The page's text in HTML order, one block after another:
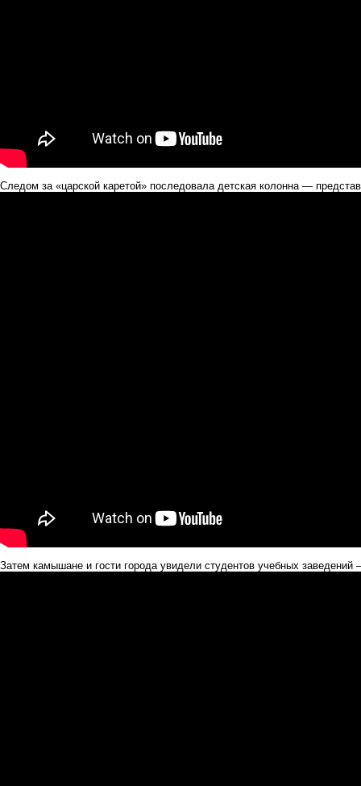
Следом за «царской каретой» последовала детская колонна —
Затем камышане и гости города увидели студентов учебных